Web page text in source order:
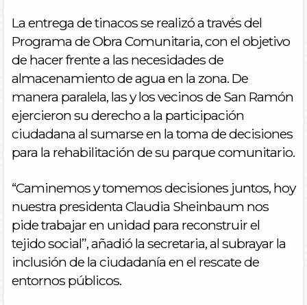
La entrega de tinacos se realizó a través del
Programa de Obra Comunitaria, con el objetivo
de hacer frente a las necesidades de
almacenamiento de agua en la zona. De
manera paralela, las y los vecinos de San Ramón
ejercieron su derecho a la participación
ciudadana al sumarse en la toma de decisiones
para la rehabilitación de su parque comunitario.
“Caminemos y tomemos decisiones juntos, hoy
nuestra presidenta Claudia Sheinbaum nos
pide trabajar en unidad para reconstruir el
tejido social”, añadió la secretaria, al subrayar la
inclusión de la ciudadanía en el rescate de
entornos públicos.